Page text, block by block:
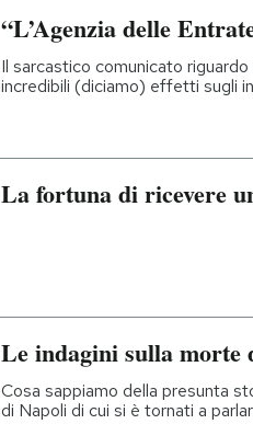
“L’Agenzia delle
Il sarcastico comunicato
incredibili (diciamo) effetti sugli
La fortuna di ricevere
Le indagini sulla
Cosa sappiamo della presunta
di Napoli di cui si è tornati a